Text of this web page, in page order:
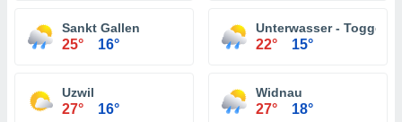
Sankt Gallen
25° 16°
Unterwasser -
22° 15°
Uzwil
27° 16°
Widnau
27° 18°